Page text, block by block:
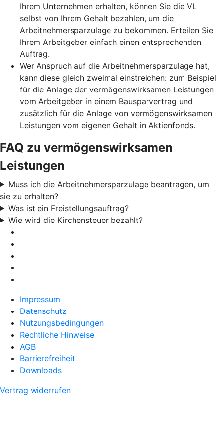
Ihrem Unternehmen erhalten, können Sie die VL
selbst von Ihrem Gehalt bezahlen, um die
Arbeitnehmersparzulage zu bekommen. Erteilen Sie
Ihrem Arbeitgeber einfach einen entsprechenden
Auftrag.
Wer Anspruch auf die Arbeitnehmersparzulage hat,
kann diese gleich zweimal einstreichen: zum Beispiel
für die Anlage der vermögenswirksamen Leistungen
vom Arbeitgeber in einem Bausparvertrag und
zusätzlich für die Anlage von vermögenswirksamen
Leistungen vom eigenen Gehalt in Aktienfonds.
FAQ zu vermögenswirksamen
Leistungen
Muss ich die Arbeitnehmersparzulage beantragen, um
sie zu erhalten?
Was ist ein Freistellungsauftrag?
Wie wird die Kirchensteuer bezahlt?
Impressum
Datenschutz
Nutzungsbedingungen
Rechtliche Hinweise
AGB
Barrierefreiheit
Downloads
Vertrag widerrufen